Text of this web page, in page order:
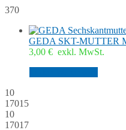
370
GEDA SKT-MUTTER
3,00 € exkl. MwSt.
10
17015
10
17017